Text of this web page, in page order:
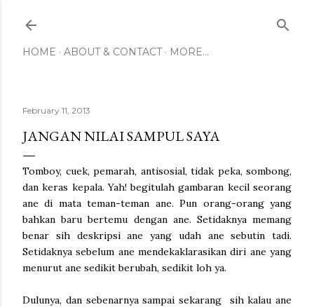
HOME ABOUT & CONTACT MORE…
February 11, 2013
JANGAN NILAI SAMPUL SAYA
Tomboy, cuek, pemarah, antisosial, tidak peka, sombong,
dan keras kepala. Yah! begitulah gambaran kecil seorang
ane di mata teman-teman ane. Pun orang-orang yang
bahkan baru bertemu dengan ane. Setidaknya memang
benar sih deskripsi ane yang udah ane sebutin tadi.
Setidaknya sebelum ane mendekaklarasikan diri ane yang
menurut ane sedikit berubah, sedikit loh ya.
Dulunya, dan sebenarnya sampai sekarang sih kalau ane